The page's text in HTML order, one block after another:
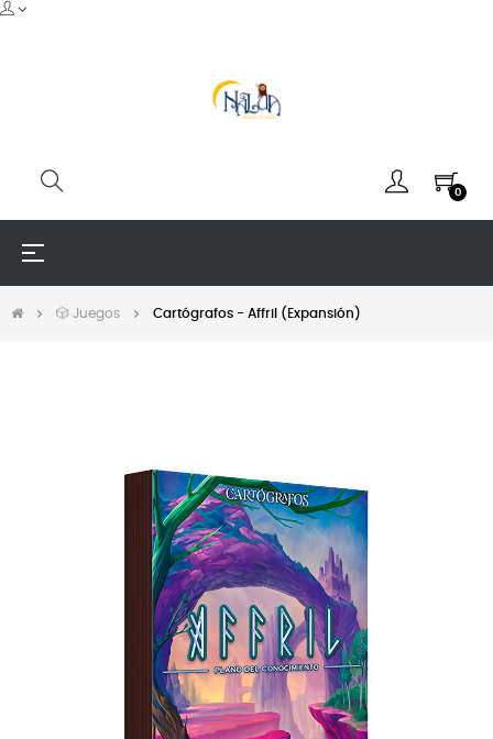
0
Navegación
☰
🎲 Juegos Cartógrafos - Affril (Expansión)